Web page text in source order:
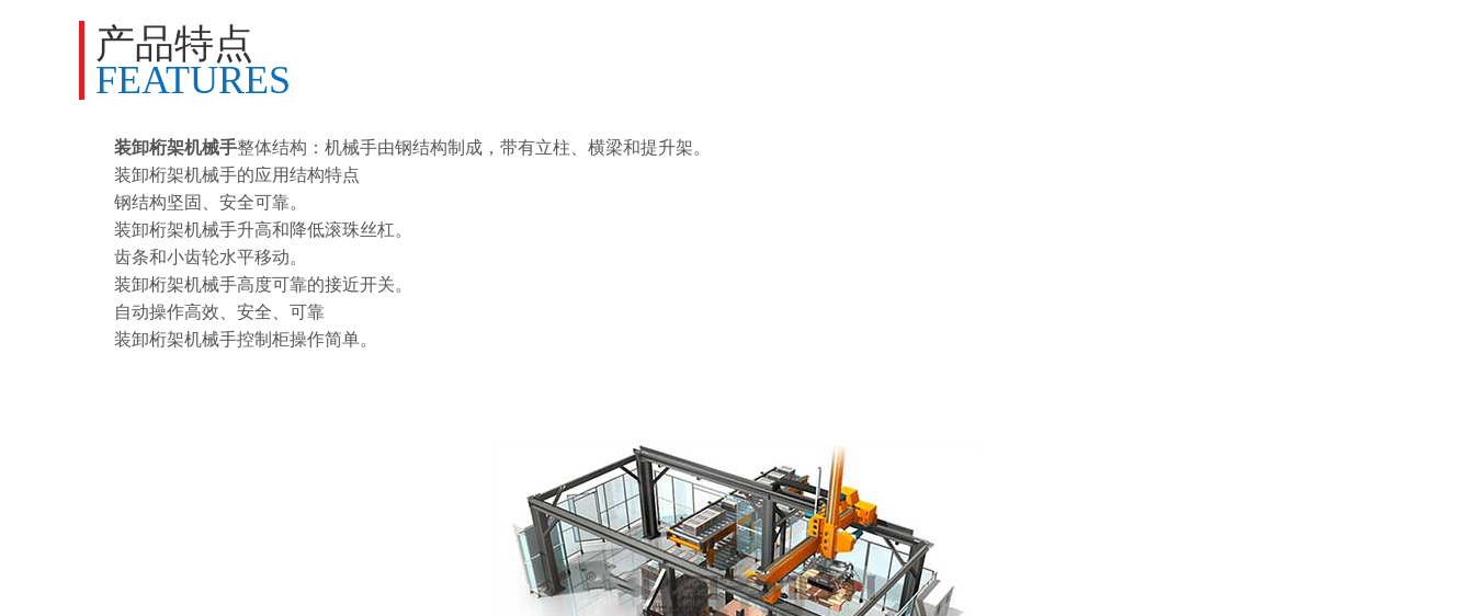
产品特点
FEATURES
装卸桁架机械手整体结构：机械手由钢结构制成，带有立柱、横梁和提升架。
装卸桁架机械手的应用结构特点
钢结构坚固、安全可靠。
装卸桁架机械手升高和降低滚珠丝杠。
齿条和小齿轮水平移动。
装卸桁架机械手高度可靠的接近开关。
自动操作高效、安全、可靠
装卸桁架机械手控制柜操作简单。